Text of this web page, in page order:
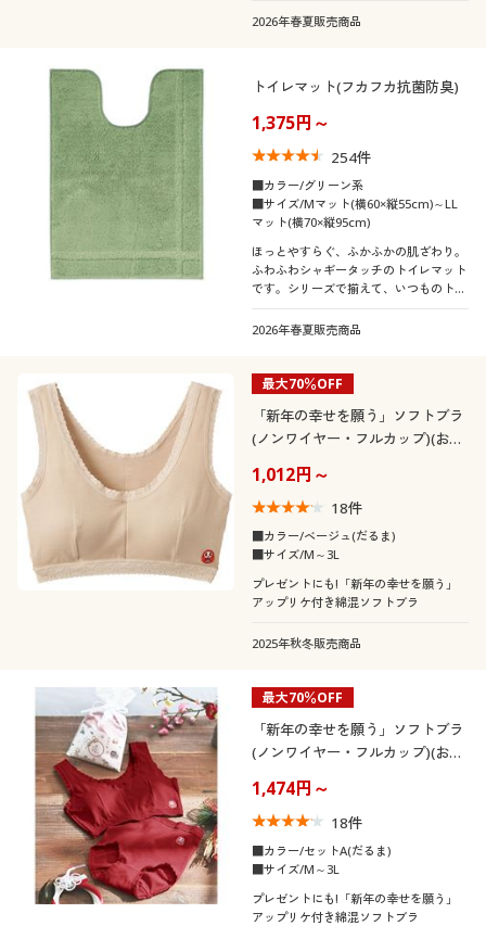
2026年春夏販売商品
トイレマット(フカフカ抗菌防臭)
1,375円～
254件
■カラー/グリーン系
■サイズ/Mマット(横60×縦55cm)～LL
マット(横70×縦95cm)
ほっとやすらぐ、ふかふかの肌ざわり。
ふわふわシャギータッチのトイレマット
です。シリーズで揃えて、いつものトイ
レを上品な空間に模様替え。
2026年春夏販売商品
最大70％OFF
「新年の幸せを願う」ソフトブラ
(ノンワイヤー・フルカップ)(お年
1,012円～
18件
■カラー/ベージュ(だるま)
■サイズ/M～3L
プレゼントにも!「新年の幸せを願う」
アップリケ付き綿混ソフトブラ
2025年秋冬販売商品
最大70％OFF
「新年の幸せを願う」ソフトブラ
(ノンワイヤー・フルカップ)(お年
1,474円～
18件
■カラー/セットA(だるま)
■サイズ/M～3L
プレゼントにも!「新年の幸せを願う」
アップリケ付き綿混ソフトブラ